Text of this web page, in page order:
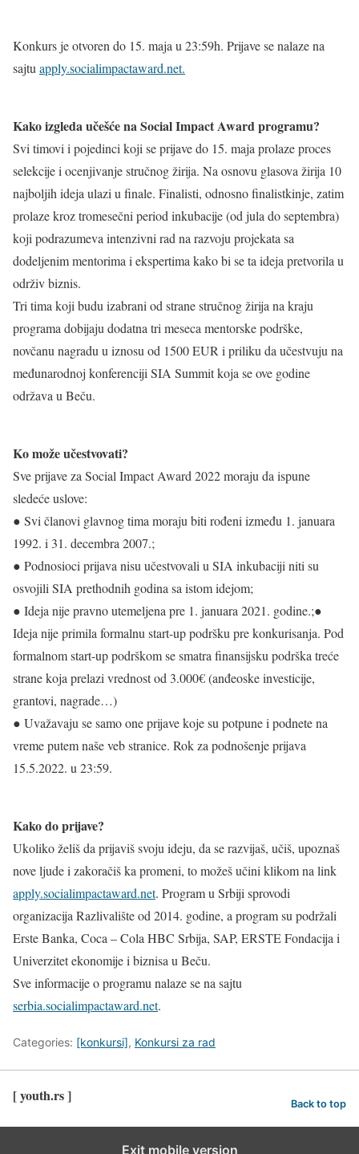
Konkurs je otvoren do 15. maja u 23:59h. Prijave se nalaze na
sajtu apply.socialimpactaward.net.
Kako izgleda učešće na Social Impact Award programu?
Svi timovi i pojedinci koji se prijave do 15. maja prolaze proces
selekcije i ocenjivanje stručnog žirija. Na osnovu glasova žirija 10
najboljih ideja ulazi u finale. Finalisti, odnosno finalistkinje, zatim
prolaze kroz tromesečni period inkubacije (od jula do septembra)
koji podrazumeva intenzivni rad na razvoju projekata sa
dodeljenim mentorima i ekspertima kako bi se ta ideja pretvorila u
održiv biznis.
Tri tima koji budu izabrani od strane stručnog žirija na kraju
programa dobijaju dodatna tri meseca mentorske podrške,
novčanu nagradu u iznosu od 1500 EUR i priliku da učestvuju na
međunarodnoj konferenciji SIA Summit koja se ove godine
održava u Beču.
Ko može učestvovati?
Sve prijave za Social Impact Award 2022 moraju da ispune
sledeće uslove:
● Svi članovi glavnog tima moraju biti rođeni između 1. januara
1992. i 31. decembra 2007.;
● Podnosioci prijava nisu učestvovali u SIA inkubaciji niti su
osvojili SIA prethodnih godina sa istom idejom;
● Ideja nije pravno utemeljena pre 1. januara 2021. godine.;●
Ideja nije primila formalnu start-up podršku pre konkurisanja. Pod
formalnom start-up podrškom se smatra finansijsku podrška treće
strane koja prelazi vrednost od 3.000€ (anđeoske investicije,
grantovi, nagrade…)
● Uvažavaju se samo one prijave koje su potpune i podnete na
vreme putem naše veb stranice. Rok za podnošenje prijava
15.5.2022. u 23:59.
Kako do prijave?
Ukoliko želiš da prijaviš svoju ideju, da se razvijaš, učiš, upoznaš
nove ljude i zakoračiš ka promeni, to možeš učini klikom na link
apply.socialimpactaward.net. Program u Srbiji sprovodi
organizacija Razlivalište od 2014. godine, a program su podržali
Erste Banka, Coca – Cola HBC Srbija, SAP, ERSTE Fondacija i
Univerzitet ekonomije i biznisa u Beču.
Sve informacije o programu nalaze se na sajtu
serbia.socialimpactaward.net.
Categories: [konkursi], Konkursi za rad
[ youth.rs ] Back to top
Exit mobile version